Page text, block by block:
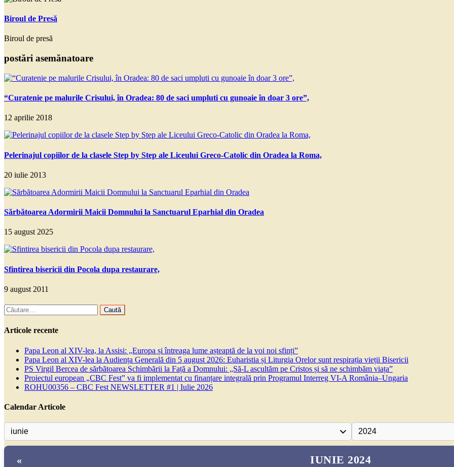
Biroul de Presă
Biroul de presă
postări asemănatoare
“Curatenie pe malurile Crisului, în Oradea: 80 de saci umpluti cu gunoaie în doar 3 ore”,
12 aprilie 2018
Pelerinajul copiilor de la clasele Step by Step ale Liceului Greco-Catolic din Oradea la Roma,
20 iulie 2013
Sărbătoarea Adormirii Maicii Domnului la Sanctuarul Eparhial din Oradea
15 august 2025
Sfintirea bisericii din Pocola dupa restaurare,
9 august 2011
Caută
după:
Articole recente
Papa Leon al XIV-lea, la Assisi: „Europa și întreaga lume așteaptă de la voi noi sfinți”
Papa Leon al XIV-lea la Audiența Generală din 5 august 2026: Euharistia și Liturgia Orelor sunt respirația vieții Bisericii
PS Virgil Bercea de sărbătoarea Schimbării la Față a Domnului: „Să-L ascultăm pe Cristos și să ne schimbăm viața”
Proiectul european „CBC Fest” va fi implementat cu finanțare integrală prin Programul Interreg VI-A România–Ungaria
ROHU00356 – CBC Fest NEWSLETTER #1 | Iulie 2026
Calendar Articole
« IUNIE 2024